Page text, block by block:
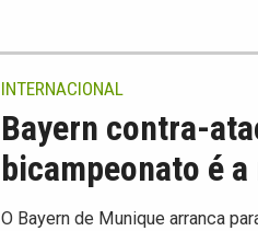
INTERNACIONAL
Bayern contra-
bicampeonato é a
O Bayern de Munique arranca